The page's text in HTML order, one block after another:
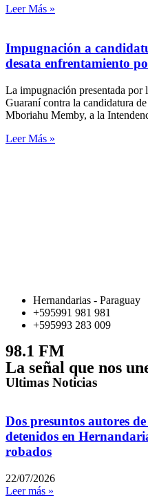
Leer Más »
Impugnación a
desata enfrentamiento
La impugnación presentada
Guaraní contra la candidatura
Mboriahu Memby, a la
Leer Más »
Hernandarias - Paraguay
+595991 981 981
+595993 283 009
98.1 FM
La señal que nos
Ultimas Noticias
Dos presuntos autores
detenidos en
robados
22/07/2026
Leer más »